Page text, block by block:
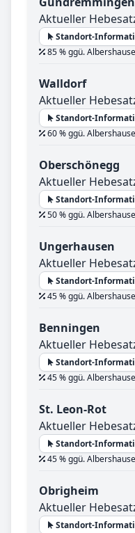
Aktueller
Standort-
85 % ggü.
Walldorf
Aktueller
Standort-
60 % ggü.
Oberschönegg
Aktueller
Standort-
50 % ggü.
Ungerhausen
Aktueller
Standort-
45 % ggü.
Benningen
Aktueller
Standort-
45 % ggü.
St. Leon-Rot
Aktueller
Standort-
45 % ggü.
Obrigheim
Aktueller
Standort-